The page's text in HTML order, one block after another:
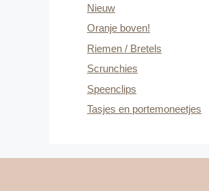
Nieuw
Oranje boven!
Riemen / Bretels
Scrunchies
Speenclips
Tasjes en portemoneetjes